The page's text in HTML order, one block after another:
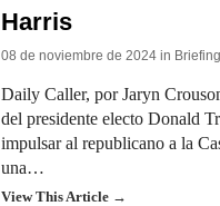
Harris
08 de noviembre de 2024 in
Daily Caller, por Jaryn
del presidente electo Donald
impulsar al republicano a la
una…
View This Article →